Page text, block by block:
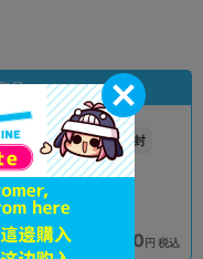
品
状態 :未開封
札幌店本館
在庫あり 14,900円 税込